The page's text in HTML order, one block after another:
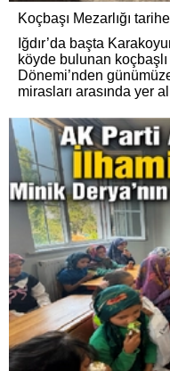
Koçbaşı Mezarlığı
Iğdır’da başta
köyde bulunan
Dönemi’nden
mirasları arasında yer